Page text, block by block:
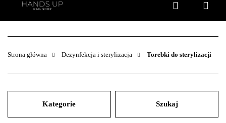
Zarejestruj się
Dodaj zgłoszenie
Zgody cookies
Strona główna Dezynfekcja i sterylizacja Torebki do sterylizacji
Kategorie Szukaj